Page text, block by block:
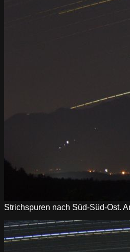
Strichspuren nach Süd-Süd-Ost.